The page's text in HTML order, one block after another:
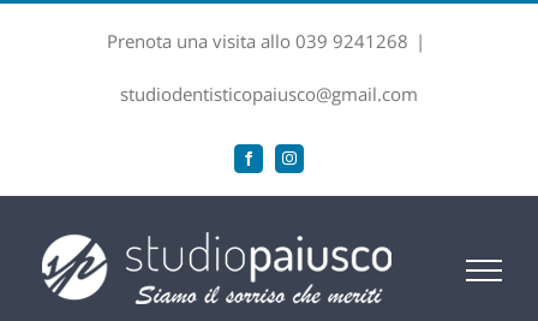
Prenota una visita allo 039 9241268 |
studiodentisticopaiusco@gmail.com
FacebookInstagram